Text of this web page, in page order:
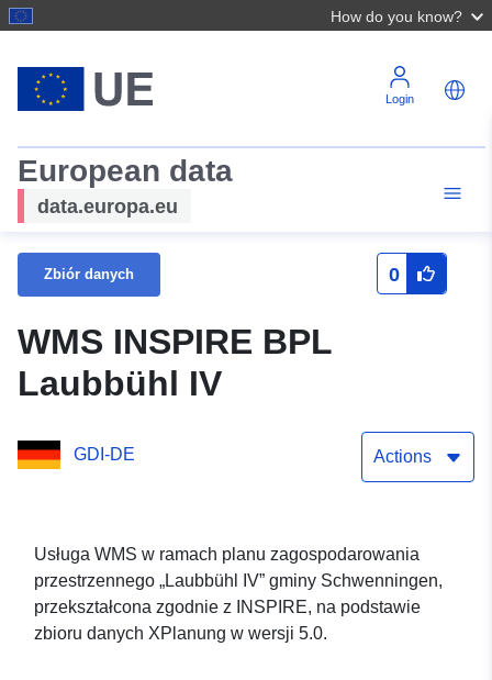
How do you know?
Login
European data
data.europa.eu
Zbiór danych 0
WMS INSPIRE BPL
Laubbühl IV
GDI-DE Actions
Usługa WMS w ramach planu zagospodarowania
przestrzennego „Laubbühl IV” gminy Schwenningen,
przekształcona zgodnie z INSPIRE, na podstawie
zbioru danych XPlanung w wersji 5.0.